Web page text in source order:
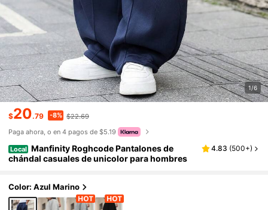
1/6
$20.79 -8% $22.69
Paga ahora, o en 4 pagos de $5.19
Local Manfinity Roghcode Pantalones de
chándal casuales de unicolor para hombres
4.83 (500+)
Color: Azul Marino